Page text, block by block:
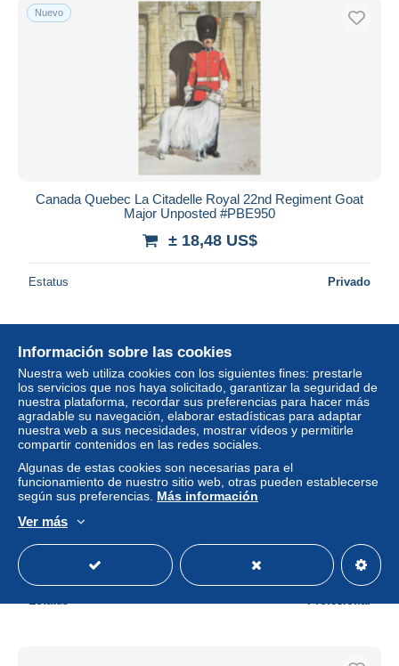
Nuevo
Canada Quebec La Citadelle Royal 22nd Regiment Goat
Major Unposted #PBE950
± 18,48 US$
Estatus Privado
Nuevo
± 12,71 US$
Información sobre las cookies
Nuestra web utiliza cookies con los siguientes fines: prestarle
los servicios que nos haya solicitado, garantizar la seguridad de
nuestra plataforma, recordar sus preferencias para hacer más
agradable su navegación, elaborar estadísticas para adaptar
nuestra web a sus necesidades, mostrar vídeos y permitirle
compartir contenidos en las redes sociales.
Algunas de estas cookies son necesarias para el
funcionamiento de nuestro sitio web, otras pueden establecerse
según sus preferencias. Más información
Ver más